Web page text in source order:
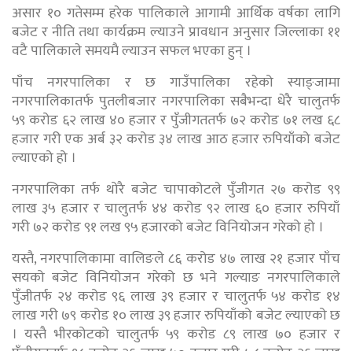
असार १० गतेसम्म हरेक पालिकाले आगामी आर्थिक वर्षका लागि
बजेट र नीति तथा कार्यक्रम ल्याउने प्रावधान अनुसार जिल्लाका ११
वटै पालिकाले समयमै ल्याउन सफल भएका हुन् ।
पाँच नगरपालिका र छ गाउँपालिका रहेको स्याङ्जामा
नगरपालिकातर्फ पुतलीबजार नगरपालिका सबैभन्दा धेरै चालुतर्फ
५९ करोड ६२ लाख ४० हजार र पुँजीगततर्फ ७२ करोड ७१ लख ६८
हजार गरी एक अर्ब ३२ करोड ३४ लाख आठ हजार रुपियाँको बजेट
ल्याएको हो ।
नगरपालिका तर्फ थोरै बजेट चापाकोटले पुँजीगत २७ करोड ९९
लाख ३५ हजार र चालुतर्फ ४४ करोड ९२ लाख ६० हजार रुपियाँ
गरी ७२ करोड ९१ लख ९५ हजारको बजेट विनियोजन गरेको हो ।
यस्तै, नगरपालिकामा वालिङले ८६ करोड ४७ लाख २१ हजार पाँच
सयको बजेट विनियोजन गरेको छ भने गल्याङ नगरपालिकाले
पुँजीतर्फ २४ करोड ९६ लाख ३९ हजार र चालुतर्फ ५४ करोड १४
लाख गरी ७९ करोड १० लाख ३९ हजार रुपियाँको बजेट ल्याएको छ
। यस्तै भीरकोटको चालुतर्फ ५९ करोड ८९ लाख ७० हजार र